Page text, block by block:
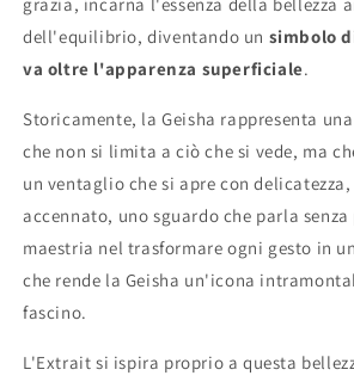
dell'equilibrio, diventando un simbolo
va oltre l'apparenza superficiale.
Storicamente, la Geisha rappresenta
che non si limita a ciò che si vede, ma
un ventaglio che si apre con
accennato, uno sguardo che parla senza
maestria nel trasformare ogni gesto in
che rende la Geisha un'icona
fascino.
L'Extrait si ispira proprio a questa